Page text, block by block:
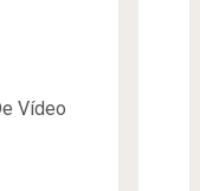
Vídeo